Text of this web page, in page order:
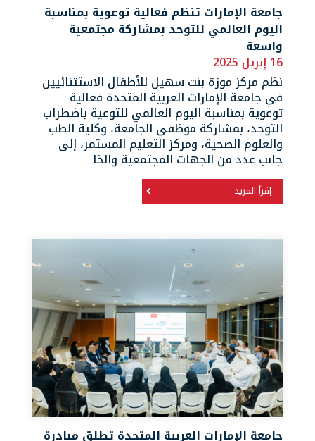
جامعة الإمارات تنظم فعالية توعوية بمناسبة
اليوم العالمي للتوحد بمشاركة مجتمعية
واسعة
16 إبريل 2025
نظم مركز موزة بنت سهيل للأطفال الاستثنائيين
في جامعة الإمارات العربية المتحدة فعالية
توعوية بمناسبة اليوم العالمي للتوعية باضطراب
التوحد، بمشاركة موظفي الجامعة، وكلية الطب
والعلوم الصحية، ومركز التعليم المستمر، إلى
جانب عدد من الجهات المجتمعية والخا
إقرأ المزيد
جامعة الإمارات العربية المتحدة تطلق مبادرة